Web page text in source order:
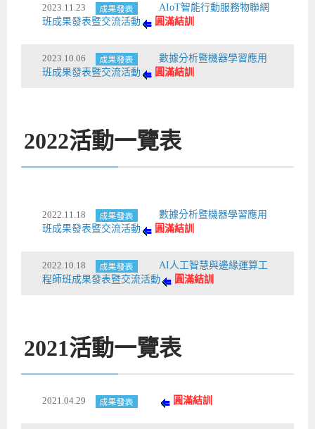
2023.11.23
AIoT智能行動服務物聯網
班成果發表暨交流活動
圓滿結訓
2023.10.06
數據分析暨機器學習應用
班成果發表暨交流活動
圓滿結訓
2022活動一覽表
2022.11.18
數據分析暨機器學習應用
班成果發表暨交流活動
圓滿結訓
2022.10.18
AI人工智慧與邊緣運算工
程師班成果發表暨交流活動
圓滿結訓
2021活動一覽表
2021.04.29 圓滿結訓